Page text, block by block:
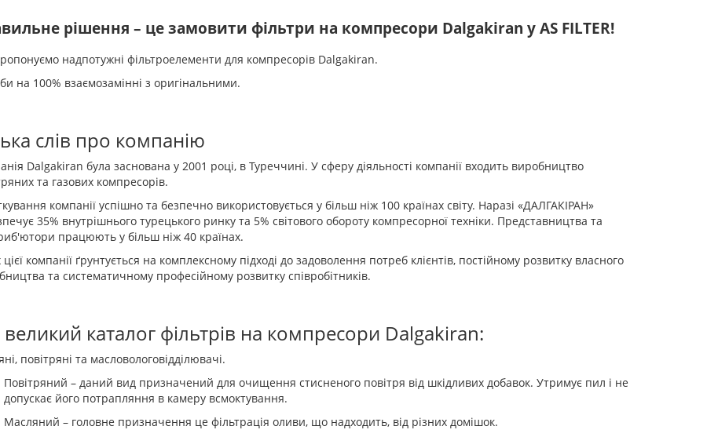
рішення – це замовити фільтри на компресори Dalgakiran у AS FILTER!
надпотужні фільтроелементи для компресорів Dalgakiran.
на 100% взаємозамінні з оригінальними.
слів про компанію
Dalgakiran була заснована у 2001 році, в Туреччині. У сферу діяльності компанії входить виробництво
та газових компресорів.
компанії успішно та безпечно використовується у більш ніж 100 країнах світу. Наразі «ДАЛГАКІРАН»
35% внутрішнього турецького ринку та 5% світового обороту компресорної техніки. Представництва та
працюють у більш ніж 40 країнах.
цієї компанії ґрунтується на комплексному підході до задоволення потреб клієнтів, постійному розвитку власного
та систематичному професійному розвитку співробітників.
великий каталог фільтрів на компресори Dalgakiran:
повітряні та масловологовідділювачі.
Повітряний – даний вид призначений для очищення стисненого повітря від шкідливих добавок. Утримує пил і не
допускає його потрапляння в камеру всмоктування.
Масляний – головне призначення це фільтрація оливи, що надходить, від різних домішок.